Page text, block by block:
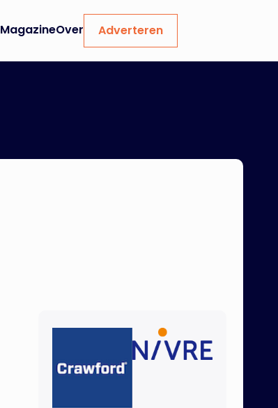
MagazineOver Adverteren